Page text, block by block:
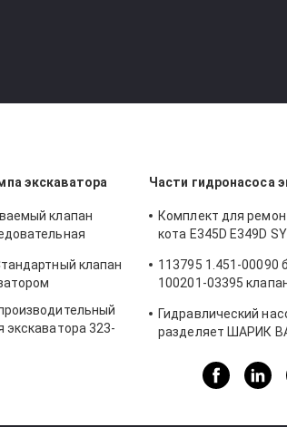
экскаватора
клапан
клапан
экскаватора 323-
Части гидронасоса
Комплект для
кота E345D E349D
113795 1.451-00090
100201-03395
K5V140DTP K5V140
Гидравлический
разделяет ШАРИК
ПРОВОДНИКА
ПЛИТЫ